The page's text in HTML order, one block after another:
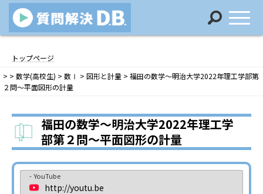
ン
ン
ツ
ス
ッ
ビ
ー
シ
ン
移
トップページ
> > 数学(高校生) > 数Ⅰ > 図形と計量 > 福田の数学〜明治大学2022年理工学部第
２問〜平面図形の計量
福田の数学〜明治大学2022年理工学
部第２問〜平面図形の計量
- YouTube
http://youtu.be